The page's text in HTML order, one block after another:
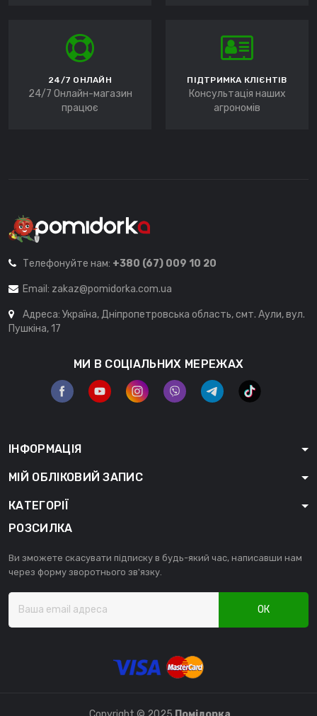
24/7 ОНЛАЙН
24/7 Онлайн-магазин
працює
ПІДТРИМКА КЛІЄНТІВ
Консультація наших
агрономів
Телефонуйте нам: +380 (67) 009 10 20
Email: zakaz@pomidorka.com.ua
Адреса: Україна, Дніпропетровська область, смт. Аули, вул.
Пушкіна, 17
МИ В СОЦІАЛЬНИХ МЕРЕЖАХ
ІНФОРМАЦІЯ
МІЙ ОБЛІКОВИЙ ЗАПИС
КАТЕГОРІЇ
РОЗСИЛКА
Ви зможете скасувати підписку в будь-який час, написавши нам
через форму зворотнього зв'язку.
ОК